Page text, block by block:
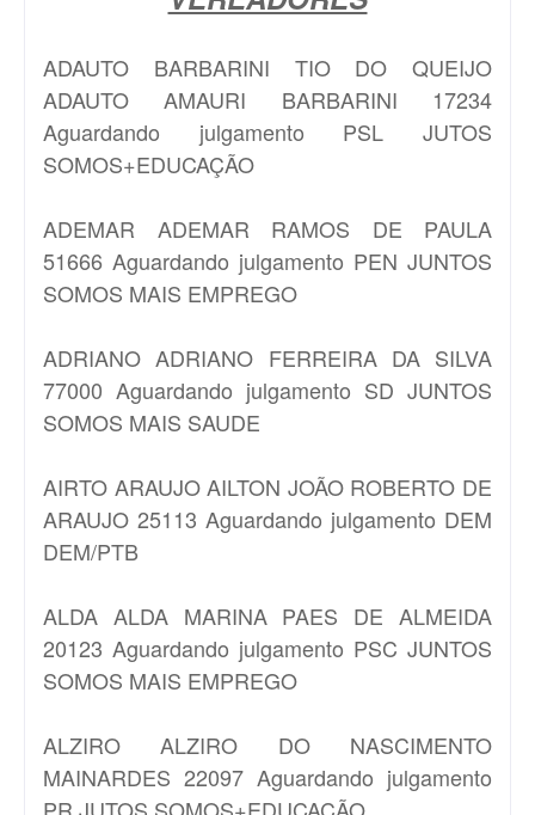
ADAUTO BARBARINI TIO DO QUEIJO
ADAUTO AMAURI BARBARINI 17234
Aguardando julgamento PSL JUTOS
SOMOS+EDUCAÇÃO
ADEMAR ADEMAR RAMOS DE PAULA
51666 Aguardando julgamento PEN JUNTOS
SOMOS MAIS EMPREGO
ADRIANO ADRIANO FERREIRA DA SILVA
77000 Aguardando julgamento SD JUNTOS
SOMOS MAIS SAUDE
AIRTO ARAUJOAILTON JOÃO ROBERTO DE
ARAUJO 25113 Aguardando julgamento DEM
DEM/PTB
ALDA ALDA MARINA PAES DE ALMEIDA
20123 Aguardando julgamento PSC JUNTOS
SOMOS MAIS EMPREGO
ALZIRO ALZIRO DO NASCIMENTO
MAINARDES 22097 Aguardando julgamento